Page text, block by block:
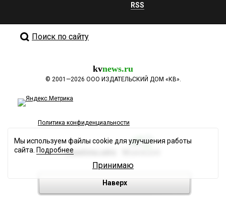
RSS
Поиск по сайту
kvnews.ru
© 2001—2026 ООО ИЗДАТЕЛЬСКИЙ ДОМ «КВ».
Политика конфиденциальности
Разработка сайта
Наверх
Мы используем файлы cookie для улучшения работы
сайта. Подробнее
Принимаю